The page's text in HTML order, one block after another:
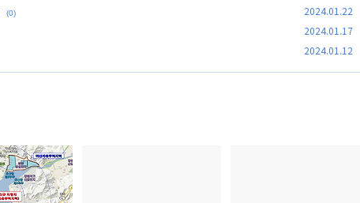
(0) 2024.01.22
2024.01.17
2024.01.12